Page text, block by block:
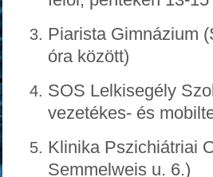
Piarista Gimnázium
óra között)
SOS Lelkisegély
vezetékes- és
Klinika Pszichiátriai
Semmelweis u. 6.)